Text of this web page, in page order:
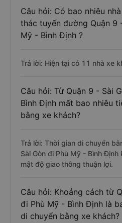
Câu hỏi: Có bao nhiêu
thác tuyến đường Quận 9
Mỹ - Bình Định ?
Trả lời: Hiện tại có 11 nhà xe
Câu hỏi: Từ Quận 9 - Sài
Bình Định mất bao nhiêu
bằng xe khách?
Trả lời: Thời gian di chuyển
Sài Gòn đi Phù Mỹ - Bình
mật độ giao thông thuận lợi.
Câu hỏi: Khoảng cách từ
đi Phù Mỹ - Bình Định là
di chuyển bằng xe khách?